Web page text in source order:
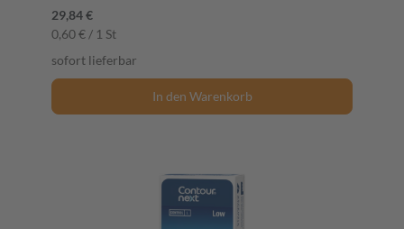
29,84 €
0,60 € / 1 St
sofort lieferbar
In den Warenkorb